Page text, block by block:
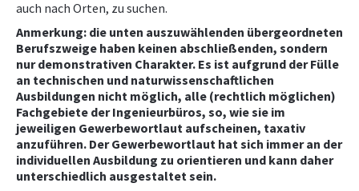
KAMPAGNE
auch nach Orten, zu suchen.
Anmerkung: die unten auszuwählenden übergeordneten
Berufszweige haben keinen abschließenden, sondern
nur demonstrativen Charakter. Es ist aufgrund der Fülle
an technischen und naturwissenschaftlichen
Ausbildungen nicht möglich, alle (rechtlich möglichen)
Fachgebiete der Ingenieurbüros, so, wie sie im
jeweiligen Gewerbewortlaut aufscheinen, taxativ
anzuführen. Der Gewerbewortlaut hat sich immer an der
individuellen Ausbildung zu orientieren und kann daher
unterschiedlich ausgestaltet sein.